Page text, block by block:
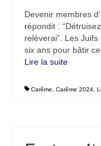
Devenir membres
répondit :
relèverai”. Les
six ans pour bâtir
Lire la suite­­
Carême Carême 2024